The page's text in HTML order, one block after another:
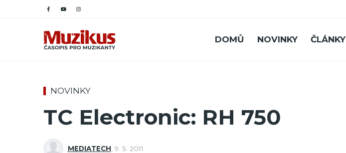
DOMŮ NOVINKY ČLÁNKY
NOVINKY
TC Electronic: RH 750
MEDIATECH 9. 5. 2011